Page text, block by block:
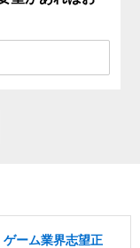
ーム業界志望正